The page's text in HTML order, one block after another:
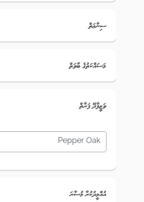
ސިނާޢަތް
މަސައްކަތުގެ ބާވަތް
ވަޒީފާދޭ ފަރާތް
Pepper Oak
އުއްމީދުކުރާ މުސާރަ